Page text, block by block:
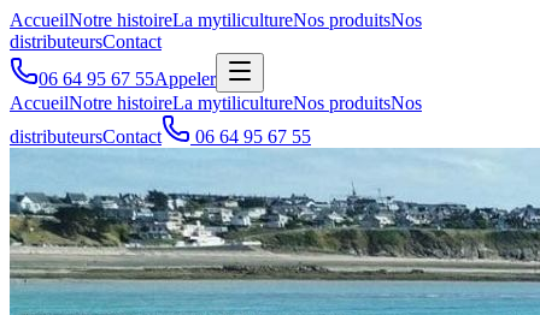
AccueilNotre histoireLa mytilicultureNos produitsNos
distributeursContact
06 64 95 67 55Appeler
AccueilNotre histoireLa mytilicultureNos produitsNos
distributeursContact 06 64 95 67 55